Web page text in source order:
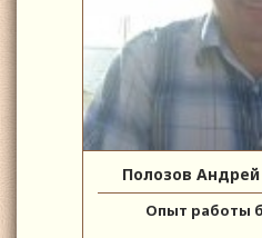
Полозов
Опыт работы